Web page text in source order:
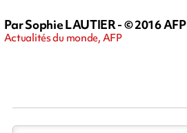
Par Sophie LAUTIER - © 2016 AFP
Actualités du monde, AFP